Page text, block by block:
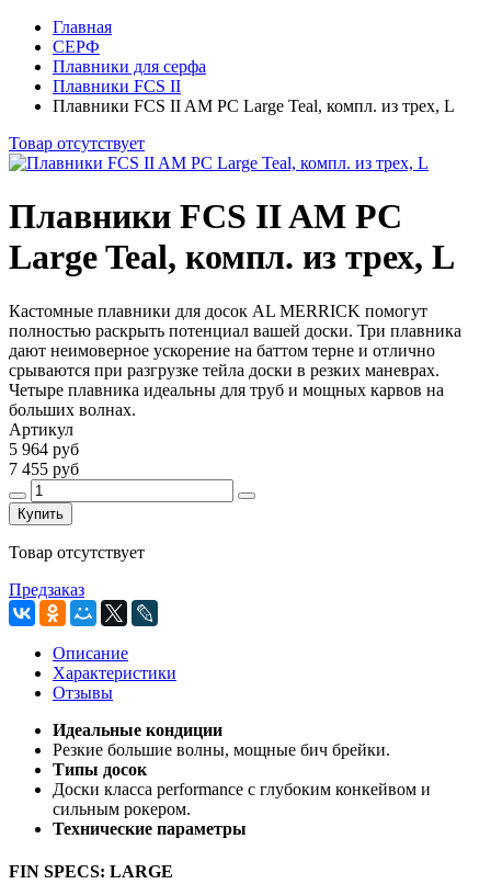
Главная
СЕРФ
Плавники для серфа
Плавники FCS II
Плавники FCS II AM PC Large Teal, компл. из трех, L
Товар отсутствует
Плавники FCS II AM PC
Large Teal, компл. из трех, L
Кастомные плавники для досок AL MERRICK помогут
полностью раскрыть потенциал вашей доски. Три плавника
дают неимоверное ускорение на баттом терне и отлично
срываются при разгрузке тейла доски в резких маневрах.
Четыре плавника идеальны для труб и мощных карвов на
больших волнах.
Артикул
5 964 руб
7 455 руб
Купить
Товар отсутствует
Предзаказ
Описание
Характеристики
Отзывы
Идеальные кондиции
Резкие большие волны, мощные бич брейки.
Типы досок
Доски класса performance с глубоким конкейвом и
сильным рокером.
Технические параметры
FIN SPECS: LARGE